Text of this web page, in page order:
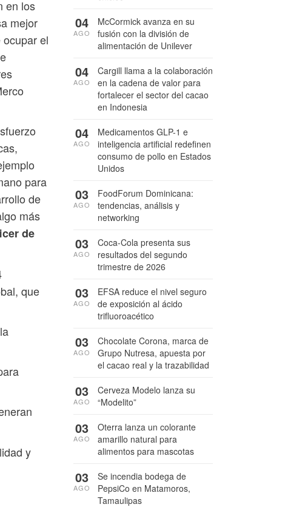
en los
mejor
el
para
de
más
de
que
y
McCormick avanza en su
fusión con la división de
alimentación de Unilever
04
AGO
Cargill llama a la colaboración
en la cadena de valor para
fortalecer el sector del cacao
en Indonesia
04
AGO
Medicamentos GLP-1 e
inteligencia artificial redefinen
consumo de pollo en Estados
Unidos
04
AGO
FoodForum Dominicana:
tendencias, análisis y
networking
03
AGO
Coca-Cola presenta sus
resultados del segundo
trimestre de 2026
03
AGO
EFSA reduce el nivel seguro
de exposición al ácido
trifluoroacético
03
AGO
Chocolate Corona, marca de
Grupo Nutresa, apuesta por
el cacao real y la trazabilidad
03
AGO
Cerveza Modelo lanza su
“Modelito”
03
AGO
Oterra lanza un colorante
amarillo natural para
alimentos para mascotas
03
AGO
Se incendia bodega de
PepsiCo en Matamoros,
Tamaulipas
03
AGO